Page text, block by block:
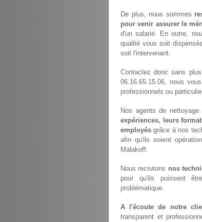
De plus, nous sommes
pour venir assurer le
d'un salarié. En outre,
qualité vous soit
soit l'intervenant.
Contactez donc sans
06.16.65.15.06, nous
professionnels ou
Nos agents de
expériences, leurs
employés grâce à nos
afin qu'ils soient
Malakoff.
Nous recrutons nos
pour qu'ils puissent
problématique.
A l'écoute de notre
transparent et